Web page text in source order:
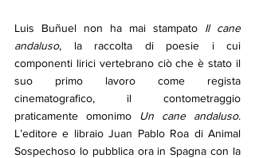
Luis Buñuel non ha mai stampato Il cane
andaluso, la raccolta di poesie i cui
componenti lirici vertebrano ciò che è stato il
suo primo lavoro come regista
cinematografico, il contometraggio
praticamente omonimo Un cane andaluso.
L’editore e libraio Juan Pablo Roa di Animal
Sospechoso lo pubblica ora in Spagna con la